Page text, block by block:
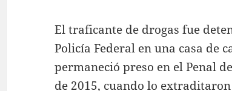
El traficante de drogas fue
Policía Federal en una casa de
permaneció preso en el Penal
de 2015, cuando lo